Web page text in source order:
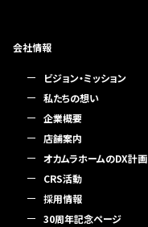
会社情報
ビジョン・ミッション
私たちの想い
企業概要
店舗案内
オカムラホームのDX計画
CRS活動
採用情報
30周年記念ページ